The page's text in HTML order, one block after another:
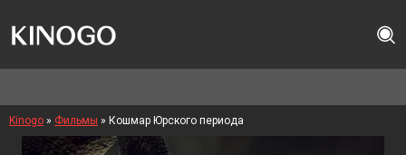
Kinogo » Фильмы » Кошмар Юрского периода